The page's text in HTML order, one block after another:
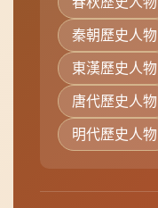
東漢歷史人物
唐代歷史人物
明代歷史人物